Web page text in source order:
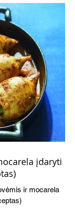
įdaryti
ir mocarela